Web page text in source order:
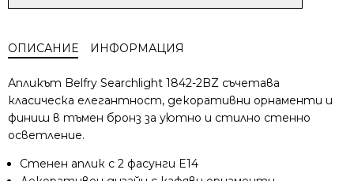
стена
с
ключ
Belfry
Searchlight
2BZ
ОПИСАНИЕ ИНФОРМАЦИЯ
Апликът Belfry Searchlight 1842-2BZ съчетава
класическа елегантност, декоративни орнаменти и
финиш в тъмен бронз за уютно и стилно стеннo
осветление.
Стенен аплик с 2 фасунги E14